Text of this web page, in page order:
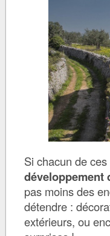
Si chacun de
développement
pas moins des
détendre :
extérieurs, ou